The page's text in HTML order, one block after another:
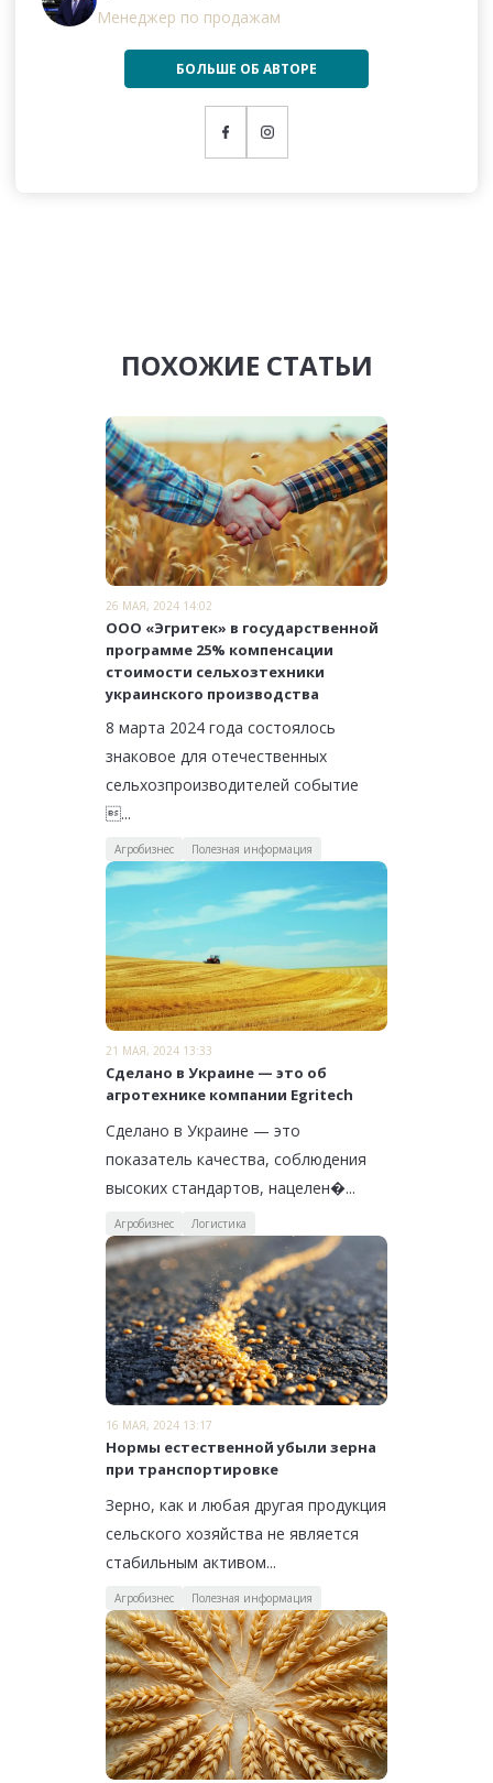
Менеджер по продажам
БОЛЬШЕ ОБ АВТОРЕ
ПОХОЖИЕ СТАТЬИ
26 МАЯ, 2024 14:02
ООО «Эгритек» в государственной
программе 25% компенсации
стоимости сельхозтехники
украинского производства
8 марта 2024 года состоялось
знаковое для отечественных
сельхозпроизводителей событие
...
Агробизнес Полезная информация
21 МАЯ, 2024 13:33
Сделано в Украине — это об
агротехнике компании Egritech
Сделано в Украине — это
показатель качества, соблюдения
высоких стандартов, нацелен�...
Агробизнес Логистика
16 МАЯ, 2024 13:17
Нормы естественной убыли зерна
при транспортировке
Зерно, как и любая другая продукция
сельского хозяйства не является
стабильным активом...
Агробизнес Полезная информация